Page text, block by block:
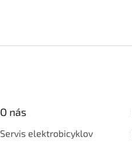
O nás
Servis elektrobicyklov